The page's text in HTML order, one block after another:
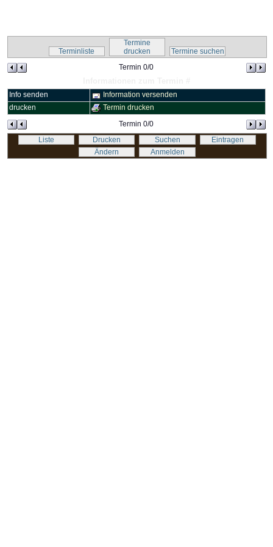
Terminliste
Termine
drucken
Termine suchen
Termin 0/0
Info senden
Information versenden
drucken
Termin drucken
Termin 0/0
Liste
Drucken Suchen
Eintragen
Ändern
Anmelden